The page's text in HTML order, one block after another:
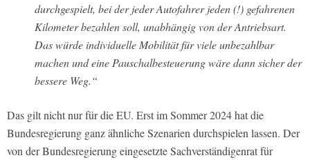
durchgespielt, bei der jeder Autofahrer jeden (!) gefahrenen
Kilometer bezahlen soll, unabhängig von der Antriebsart.
Das würde individuelle Mobilität für viele unbezahlbar
machen und eine Pauschalbesteuerung wäre dann sicher der
bessere Weg.“
Das gilt nicht nur für die EU. Erst im Sommer 2024 hat die
Bundesregierung ganz ähnliche Szenarien durchspielen lassen. Der
von der Bundesregierung eingesetzte Sachverständigenrat für